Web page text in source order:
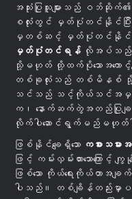
အသုံးပြုသူများသည် ဝဘ်ဆိုက်၏
စလုံးတွင် မှတ်ပုံတင်နိုင်ပြီး
မှတစ်ဆင့် မှတ်ပုံတင်နို
မှတ်ပုံတင်ရန် လိုအပ်သည်- က
သို့မဟုတ် ထို့ထက်ပိုသောအကော
တစ်ခုလုံးသည် တစ်မိနစ် သို့
သင်သည် သင့်ကိုယ်သင်အမှန်တက
က၊ နောက်ဆက်တွဲအတည်ပြု
လိုက်ပါဆောင်ရွက်မည်မဟုတ်
ဖြစ်နိုင်ချေရှိသော ကစားသမား
ဖြင့် ကမ်းလှမ်းထားသောကြော
ဖြစ်သော ကိုယ်ရေးကိုယ်တာအခ
ပါသည်။ တစ်ချိန်တည်းမှာ